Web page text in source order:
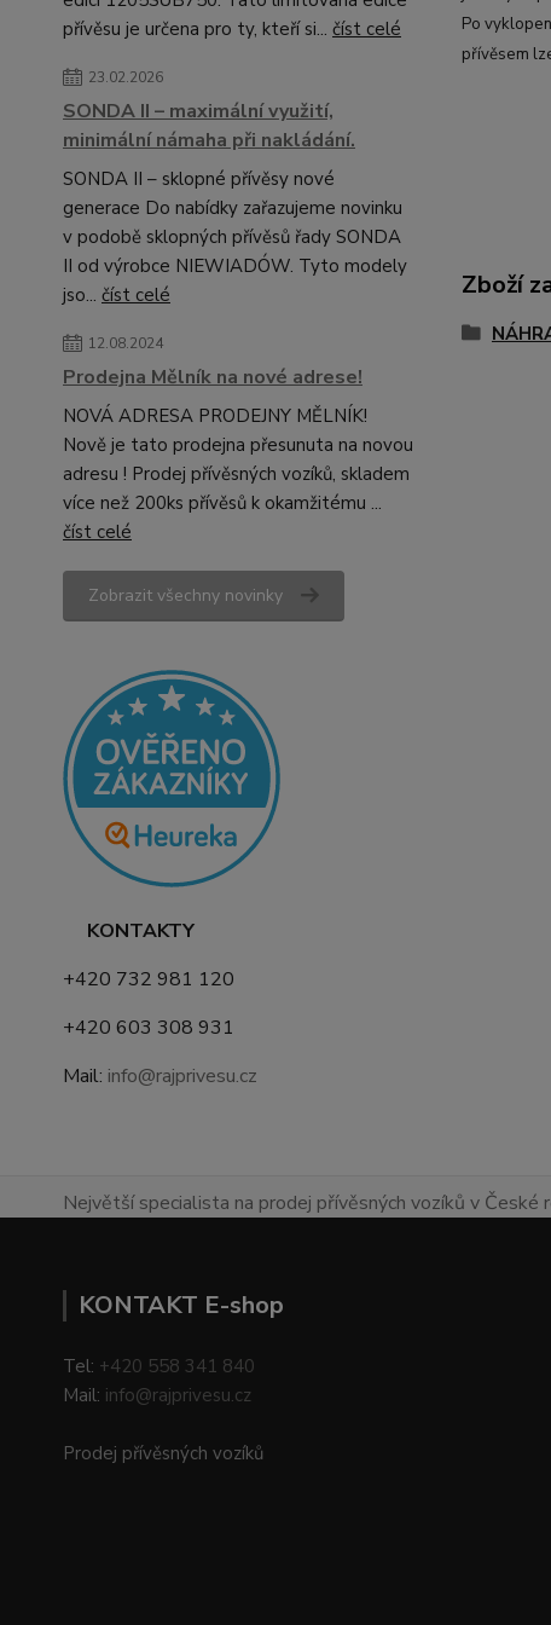
přívěsu je určena pro ty, kteří si... číst celé
23.02.2026
SONDA II – maximální využití,
minimální námaha při nakládání.
SONDA II – sklopné přívěsy nové
generace Do nabídky zařazujeme novinku
v podobě sklopných přívěsů řady SONDA
II od výrobce NIEWIADÓW. Tyto modely
jso... číst celé
12.08.2024
Prodejna Mělník na nové adrese!
NOVÁ ADRESA PRODEJNY MĚLNÍK!
Nově je tato prodejna přesunuta na novou
adresu ! Prodej přívěsných vozíků, skladem
více než 200ks přívěsů k okamžitému ...
číst celé
Zobrazit všechny novinky
KONTAKTY
+420 732 981 120
+420 603 308 931
Mail: info@rajprivesu.cz
Po
přívěsem
Zboží
Největší specialista na prodej přívěsných vozíků v České
KONTAKT E-shop
Tel: +420 558 341 840
Mail: info@rajprivesu.cz
Prodej přívěsných vozíků